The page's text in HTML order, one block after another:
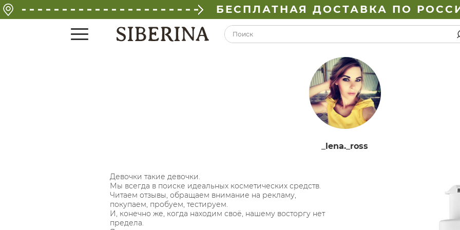
БЕСПЛАТНАЯ ДОСТАВКА ПО
_lena._ross
Девочки такие девочки.
Мы всегда в поиске идеальных косметических средств.
Читаем отзывы, обращаем внимание на рекламу,
покупаем, пробуем, тестируем.
И, конечно же, когда находим своё, нашему восторгу нет
предела.